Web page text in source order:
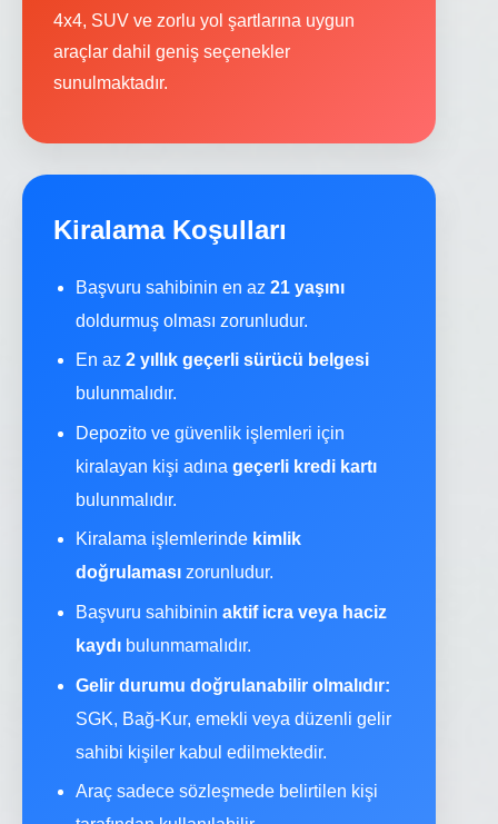
4x4, SUV ve zorlu yol şartlarına uygun
araçlar dahil geniş seçenekler
sunulmaktadır.
Kiralama Koşulları
Başvuru sahibinin en az 21 yaşını
doldurmuş olması zorunludur.
En az 2 yıllık geçerli sürücü belgesi
bulunmalıdır.
Depozito ve güvenlik işlemleri için
kiralayan kişi adına geçerli kredi kartı
bulunmalıdır.
Kiralama işlemlerinde kimlik
doğrulaması zorunludur.
Başvuru sahibinin aktif icra veya haciz
kaydı bulunmamalıdır.
Gelir durumu doğrulanabilir olmalıdır:
SGK, Bağ-Kur, emekli veya düzenli gelir
sahibi kişiler kabul edilmektedir.
Araç sadece sözleşmede belirtilen kişi